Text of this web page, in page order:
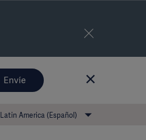
Envíe
Latin America (Español)